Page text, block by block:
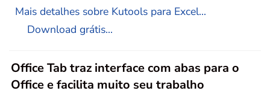
Mais detalhes sobre Kutools para Excel...
Download grátis...
Office Tab traz interface com abas para o
Office e facilita muito seu trabalho